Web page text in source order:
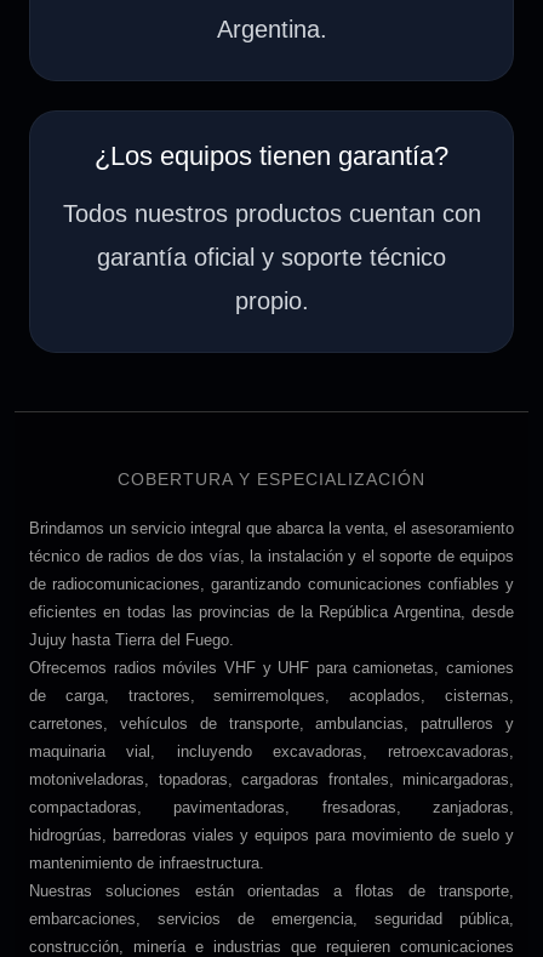
Argentina.
¿Los equipos tienen garantía?
Todos nuestros productos cuentan con
garantía oficial y soporte técnico
propio.
COBERTURA Y ESPECIALIZACIÓN
Brindamos un servicio integral que abarca la venta, el asesoramiento
técnico de radios de dos vías, la instalación y el soporte de equipos
de radiocomunicaciones, garantizando comunicaciones confiables y
eficientes en todas las provincias de la República Argentina, desde
Jujuy hasta Tierra del Fuego.
Ofrecemos radios móviles VHF y UHF para camionetas, camiones
de carga, tractores, semirremolques, acoplados, cisternas,
carretones, vehículos de transporte, ambulancias, patrulleros y
maquinaria vial, incluyendo excavadoras, retroexcavadoras,
motoniveladoras, topadoras, cargadoras frontales, minicargadoras,
compactadoras, pavimentadoras, fresadoras, zanjadoras,
hidrogrúas, barredoras viales y equipos para movimiento de suelo y
mantenimiento de infraestructura.
Nuestras soluciones están orientadas a flotas de transporte,
embarcaciones, servicios de emergencia, seguridad pública,
construcción, minería e industrias que requieren comunicaciones